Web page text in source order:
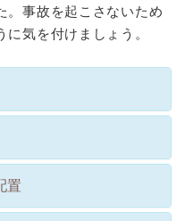
。事故を起こさないため
気を付けましょう。
置